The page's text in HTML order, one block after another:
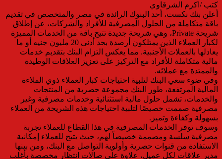
كتب /اكرم الشرقاوي
أعلن بنك نكست، أحد البنوك الرائدة في مصر والمتخصص في تقديم
باقة متكاملة من الحلول المصرفية للأفراد والشركات، عن إطلاق
شريحة Private، وهي شريحة جديدة تتيح باقة من الخدمات المميزة
لكبار العملاء الذين يمتلكون أرصدة بحد أدنى 20 مليون جنيه أو ما
يعادلها بالعملات الأجنبية. مما يعكس التزام البنك بتقديم خدمات
مالية متكاملة للأفراد مع التركيز على تعزيز العلاقات الوطيدة
والممتدة مع عملائه.
وفي ضوء سعي البنك لتلبية احتياجات كبار العملاء ذوي الملاءة
المالية المرتفعة، طور البنك مجموعة حصرية من المنتجات
والخدمات، تشمل حلول مالية استثنائية وخدمات مصرفية وغير
مصرفية صممت خصيصًا لتلبية احتياجات هذه الشريحة من العملاء
بسهولة وكفاءة وتميز.
وسوف توفر الخدمات المصرفية في هذا القطاع للعملاء تجربة
مصرفية سلسة ومصممة خصيصاً لهم، حيث يتيح للعملاء إمكانية
الاستفادة من قنوات حصرية وأولوية التواصل مع البنك، ومن بينها
مدير علاقات لكل عميل، علاوة على صالات انتظار مخصصة بأغلب